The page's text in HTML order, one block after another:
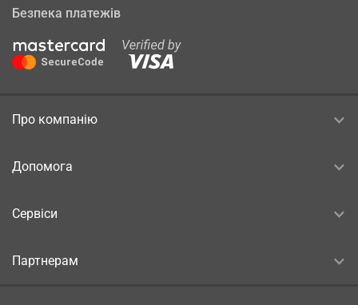
Безпека платежів
Про компанію
Допомога
Сервіси
Партнерам